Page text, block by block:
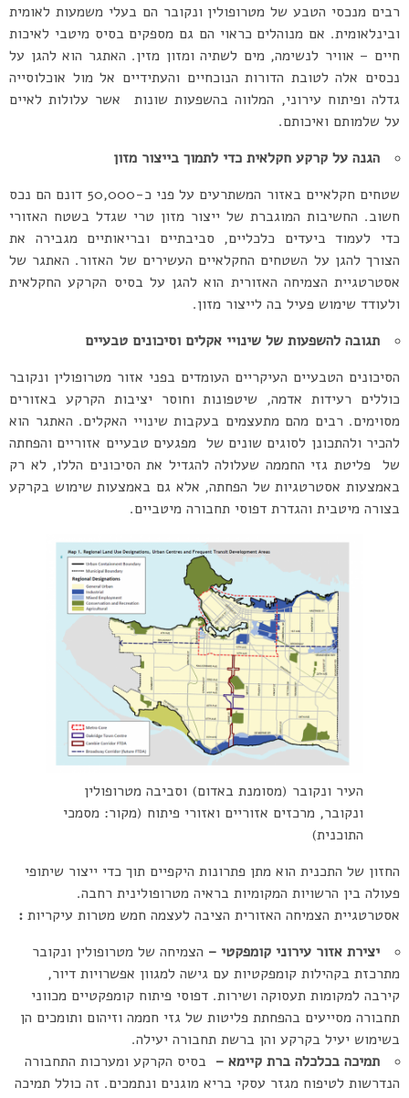
רבים מנכסי הטבע של מטרופולין ונקובר הם בעלי משמעות לאומית
ובינלאומית. אם מנוהלים כראוי הם גם מספקים בסיס מיטבי לאיכות
חיים – אוויר לנשימה, מים לשתיה ומזון מזין. האתגר הוא להגן על
נכסים אלה לטובת הדורות הנוכחיים והעתידיים אל מול אוכלוסייה
גדלה ופיתוח עירוני, המלווה בהשפעות שונות אשר עלולות לאיים
על שלמותם ואיכותם.
הגנה על קרקע חקלאית כדי לתמוך בייצור מזון
שטחים חקלאיים באזור המשתרעים על פני כ-50,000 דונם הם נכס
חשוב. החשיבות המוגברת של ייצור מזון טרי שגדל בשטח האזורי
כדי לעמוד ביעדים כלכליים, סביבתיים ובריאותיים מגבירה את
הצורך להגן על השטחים החקלאיים העשירים של האזור. האתגר של
אסטרטגיית הצמיחה האזורית הוא להגן על בסיס הקרקע החקלאית
ולעודד שימוש פעיל בה לייצור מזון.
תגובה להשפעות של שינויי אקלים וסיכונים טבעיים
הסיכונים הטבעיים העיקריים העומדים בפני אזור מטרופולין ונקובר
כוללים רעידות אדמה, שיטפונות וחוסר יציבות הקרקע באזורים
מסוימים. רבים מהם מתעצמים בעקבות שינויי האקלים. האתגר הוא
להכיר ולהתכונן לסוגים שונים של מפגעים טבעיים אזוריים והפחתה
של פליטת גזי החממה שעלולה להגדיל את הסיכונים הללו, לא רק
באמצעות אסטרטגיות של הפחתה, אלא גם באמצעות שימוש בקרקע
בצורה מיטבית והגדרת דפוסי תחבורה מיטביים.
העיר ונקובר (מסומנת באדום) וסביבה מטרופולין
ונקובר, מרכזים אזוריים ואזורי פיתוח (מקור: מסמכי
התוכנית)
החזון של התכנית הוא מתן פתרונות היקפיים תוך כדי ייצור שיתופי
פעולה בין הרשויות המקומיות בראיה מטרופולינית רחבה.
אסטרטגיית הצמיחה האזורית הציבה לעצמה חמש מטרות עיקריות :
יצירת אזור עירוני קומפקטי – הצמיחה של מטרופולין ונקובר
מתרכזת בקהילות קומפקטיות עם גישה למגוון אפשרויות דיור,
קירבה למקומות תעסוקה ושירות. דפוסי פיתוח קומפקטיים מכווני
תחבורה מסייעים בהפחתת פליטות של גזי חממה וזיהום ותומכים הן
בשימוש יעיל בקרקע והן ברשת תחבורה יעילה.
תמיכה בכלכלה ברת קיימא – בסיס הקרקע ומערכות התחבורה
הנדרשות לטיפוח מגזר עסקי בריא מוגנים ונתמכים. זה כולל תמיכה